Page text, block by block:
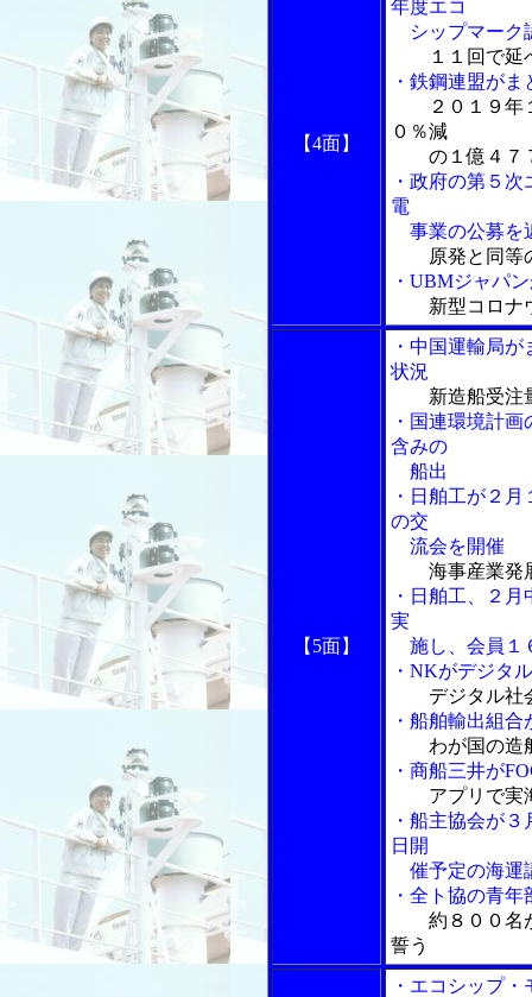
【4面】
年度エコ
シップマーク
１１回で延
・鉄鋼連盟が
２０１９
０％減
の１億４７
・政府の第５
電
事業の公募を
原発と同等
・UBMジャパ
新型コロナ
【5面】
・中国運輸局
状況
新造船受注
・国連環境計
含みの
船出
・日舶工が２
の交
流会を開催
海事産業発
・日舶工、２
実
施し、会員１
・NKがデジタ
デジタル社
・船舶輸出組
わが国の造
・商船三井が
アプリで実
・船主協会が
日開
催予定の海運
・全ト協の青
約８００名
誓う
・エコシップ